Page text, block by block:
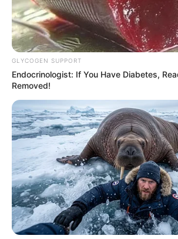
GLYCOGEN SUPPORT
Endocrinologist: If You Have Diabetes,
Removed!